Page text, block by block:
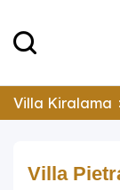
Villa Kiralama
Villa